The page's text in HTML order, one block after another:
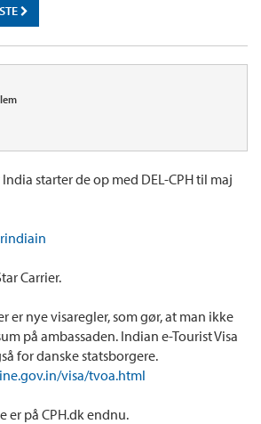
starter de op med DEL-CPH til maj
Carrier.
er nye visaregler, som gør, at man ikke
på ambassaden. Indian e-Tourist Visa
for danske statsborgere.
visa/tvoa.html
er på CPH.dk endnu.